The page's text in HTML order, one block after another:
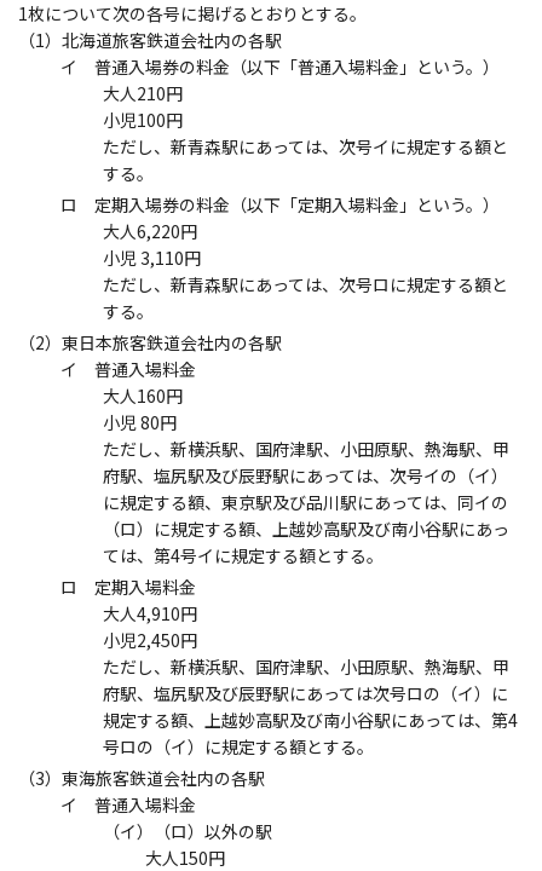
1枚について次の各号に掲げるとおりとする。
（1）北海道旅客鉄道会社内の各駅
イ 普通入場券の料金（以下「普通入場料金」という。）
大人210円
小児100円
ただし、新青森駅にあっては、次号イに規定する額と
する。
ロ 定期入場券の料金（以下「定期入場料金」という。）
大人6,220円
小児 3,110円
ただし、新青森駅にあっては、次号ロに規定する額と
する。
（2）東日本旅客鉄道会社内の各駅
イ 普通入場料金
大人160円
小児 80円
ただし、新横浜駅、国府津駅、小田原駅、熱海駅、甲
府駅、塩尻駅及び辰野駅にあっては、次号イの（イ）
に規定する額、東京駅及び品川駅にあっては、同イの
（ロ）に規定する額、上越妙高駅及び南小谷駅にあっ
ては、第4号イに規定する額とする。
ロ 定期入場料金
大人4,910円
小児2,450円
ただし、新横浜駅、国府津駅、小田原駅、熱海駅、甲
府駅、塩尻駅及び辰野駅にあっては次号ロの（イ）に
規定する額、上越妙高駅及び南小谷駅にあっては、第4
号ロの（イ）に規定する額とする。
（3）東海旅客鉄道会社内の各駅
イ 普通入場料金
（イ）（ロ）以外の駅
大人150円